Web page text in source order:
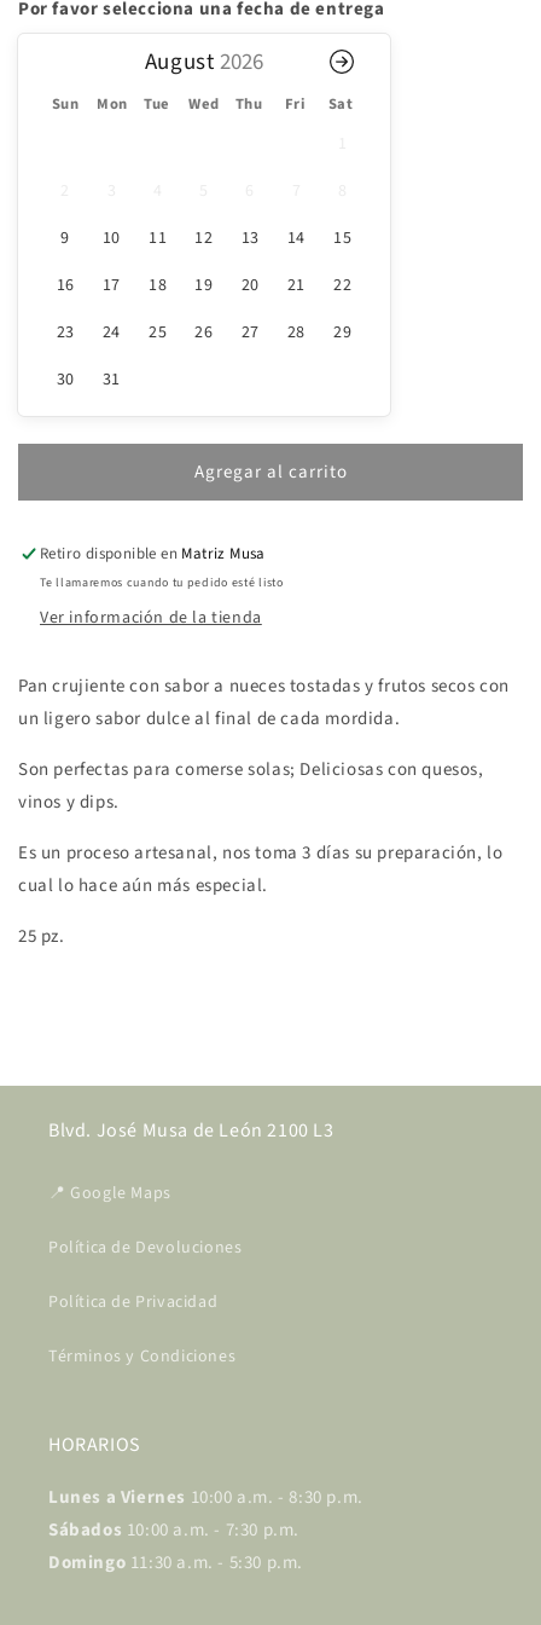
Por favor selecciona una fecha de entrega
August
Sun Mon Tue Wed Thu Fri Sat
9
10 11 12 13 14
15
16
17 18 19 20 21
22
23
24 25 26 27 28
29
30
31
Agregar al carrito
Retiro disponible en Matriz Musa
Te llamaremos cuando tu pedido esté listo
Ver información de la tienda
Pan crujiente con sabor a nueces tostadas y frutos secos con
un ligero sabor dulce al final de cada mordida.
Son perfectas para comerse solas; Deliciosas con quesos,
vinos y dips.
Es un proceso artesanal, nos toma 3 días su preparación, lo
cual lo hace aún más especial.
25 pz.
Blvd. José Musa de León 2100 L3
📍 Google Maps
Política de Devoluciones
Política de Privacidad
Términos y Condiciones
HORARIOS
Lunes a Viernes 10:00 a.m. - 8:30 p.m.
Sábados 10:00 a.m. - 7:30 p.m.
Domingo 11:30 a.m. - 5:30 p.m.